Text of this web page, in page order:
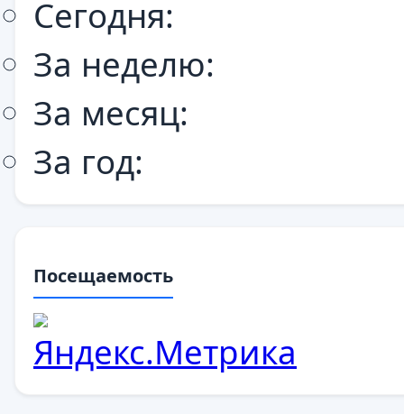
Сегодня:
За неделю:
За месяц:
За год:
Посещаемость